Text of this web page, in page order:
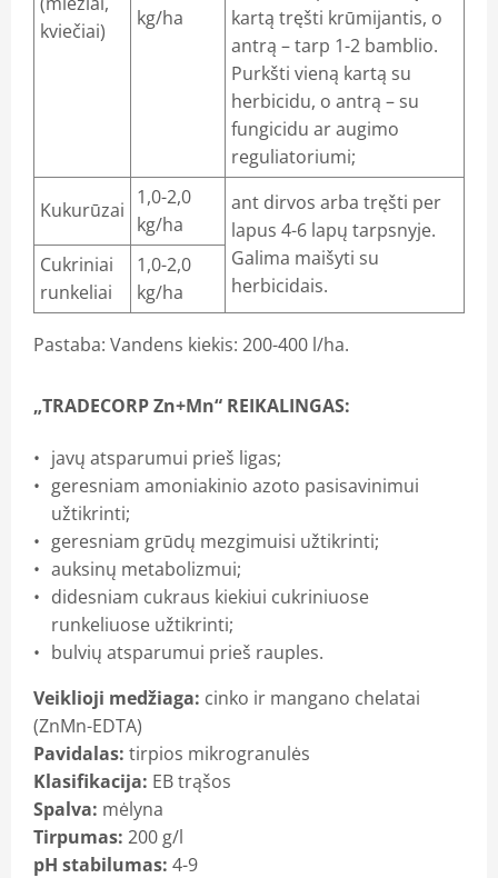
kviečiai)
kg/ha
kartą tręšti krūmijantis, o
antrą – tarp 1-2 bamblio.
Purkšti vieną kartą su
herbicidu, o antrą – su
fungicidu ar augimo
reguliatoriumi;
Kukurūzai
1,0-2,0
kg/ha
ant dirvos arba tręšti per
lapus 4-6 lapų tarpsnyje.
Galima maišyti su
herbicidais.
Cukriniai
runkeliai
1,0-2,0
kg/ha
Pastaba: Vandens kiekis: 200-400 l/ha.
„TRADECORP Zn+Mn“ REIKALINGAS:
javų atsparumui prieš ligas;
geresniam amoniakinio azoto pasisavinimui
užtikrinti;
geresniam grūdų mezgimuisi užtikrinti;
auksinų metabolizmui;
didesniam cukraus kiekiui cukriniuose
runkeliuose užtikrinti;
bulvių atsparumui prieš rauples.
Veiklioji medžiaga: cinko ir mangano chelatai
(ZnMn-EDTA)
Pavidalas: tirpios mikrogranulės
Klasifikacija: EB trąšos
Spalva: mėlyna
Tirpumas: 200 g/l
pH stabilumas: 4-9